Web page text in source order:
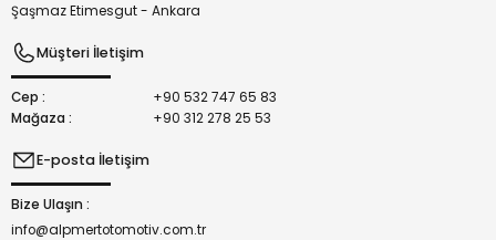
Şaşmaz Etimesgut - Ankara
Müşteri İletişim
Cep :
+90 532 747 65 83
Mağaza :
+90 312 278 25 53
E-posta İletişim
Bize Ulaşın :
info@alpmertotomotiv.com.tr